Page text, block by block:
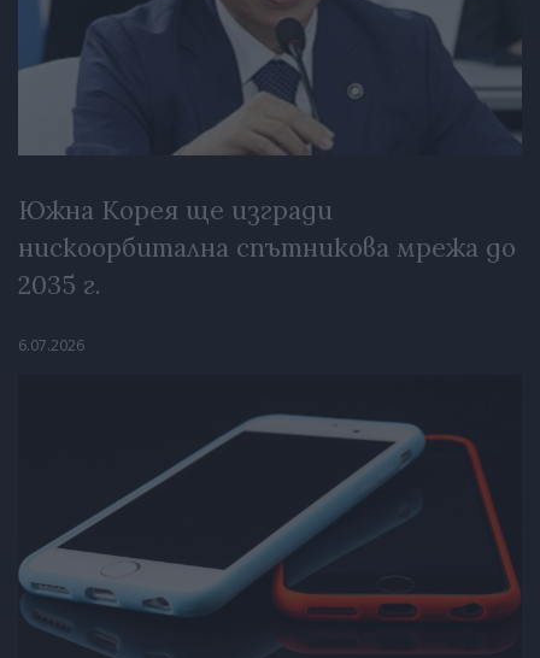
Южна Корея ще изгради
нискоорбитална спътникова мрежа до
2035 г.
6.07.2026